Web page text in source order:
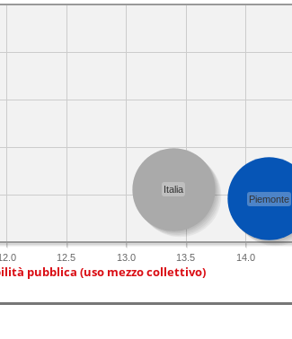
12.5 13.0 13.5 14.0
Piemonte
Italia
pubblica (uso mezzo collettivo)